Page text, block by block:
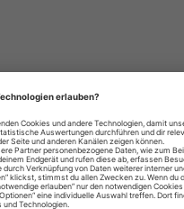
Datenschutzhinweise
Impressum
Einstellungen